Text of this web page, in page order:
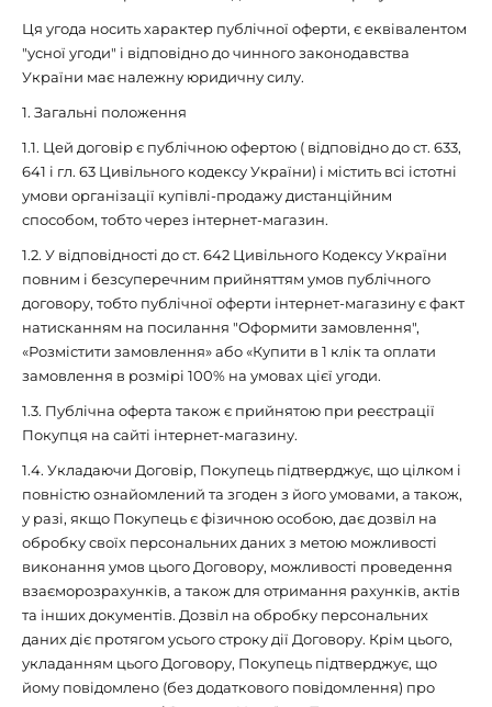
Ця угода носить характер публічної оферти, є еквівалентом
"усної угоди" і відповідно до чинного законодавства
України має належну юридичну силу.
1. Загальні положення
1.1. Цей договір є публічною офертою ( відповідно до ст. 633,
641 і гл. 63 Цивільного кодексу України) і містить всі істотні
умови організації купівлі-продажу дистанційним
способом, тобто через інтернет-магазин.
1.2. У відповідності до ст. 642 Цивільного Кодексу України
повним і безсуперечним прийняттям умов публічного
договору, тобто публічної оферти інтернет-магазину є факт
натисканням на посилання "Оформити замовлення",
«Розмістити замовлення» або «Купити в 1 клік та оплати
замовлення в розмірі 100% на умовах цієї угоди.
1.3. Публічна оферта також є прийнятою при реєстрації
Покупця на сайті інтернет-магазину.
1.4. Укладаючи Договір, Покупець підтверджує, що цілком і
повністю ознайомлений та згоден з його умовами, а також,
у разі, якщо Покупець є фізичною особою, дає дозвіл на
обробку своїх персональних даних з метою можливості
виконання умов цього Договору, можливості проведення
взаєморозрахунків, а також для отримання рахунків, актів
та інших документів. Дозвіл на обробку персональних
даних діє протягом усього строку дії Договору. Крім цього,
укладанням цього Договору, Покупець підтверджує, що
йому повідомлено (без додаткового повідомлення) про